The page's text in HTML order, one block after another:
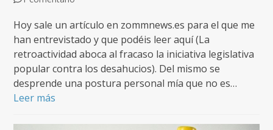
Hoy sale un artículo en zommnews.es para el que me
han entrevistado y que podéis leer aquí (La
retroactividad aboca al fracaso la iniciativa legislativa
popular contra los desahucios). Del mismo se
desprende una postura personal mía que no es…
Leer más